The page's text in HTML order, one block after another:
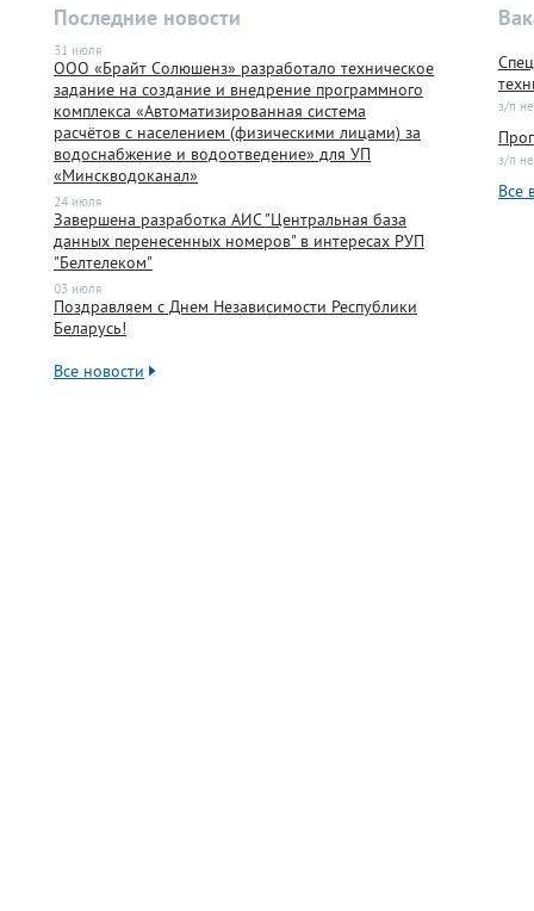
Последние новости
31 июля
ООО «Брайт Солюшенз» разработало техническое
задание на создание и внедрение программного
комплекса «Автоматизированная система
расчётов с населением (физическими лицами) за
водоснабжение и водоотведение» для УП
«Минскводоканал»
24 июля
Завершена разработка АИС "Центральная база
данных перенесенных номеров" в интересах РУП
"Белтелеком"
03 июля
Поздравляем с Днем Независимости Республики
Беларусь!
Все новости
з/п
з/п
Все